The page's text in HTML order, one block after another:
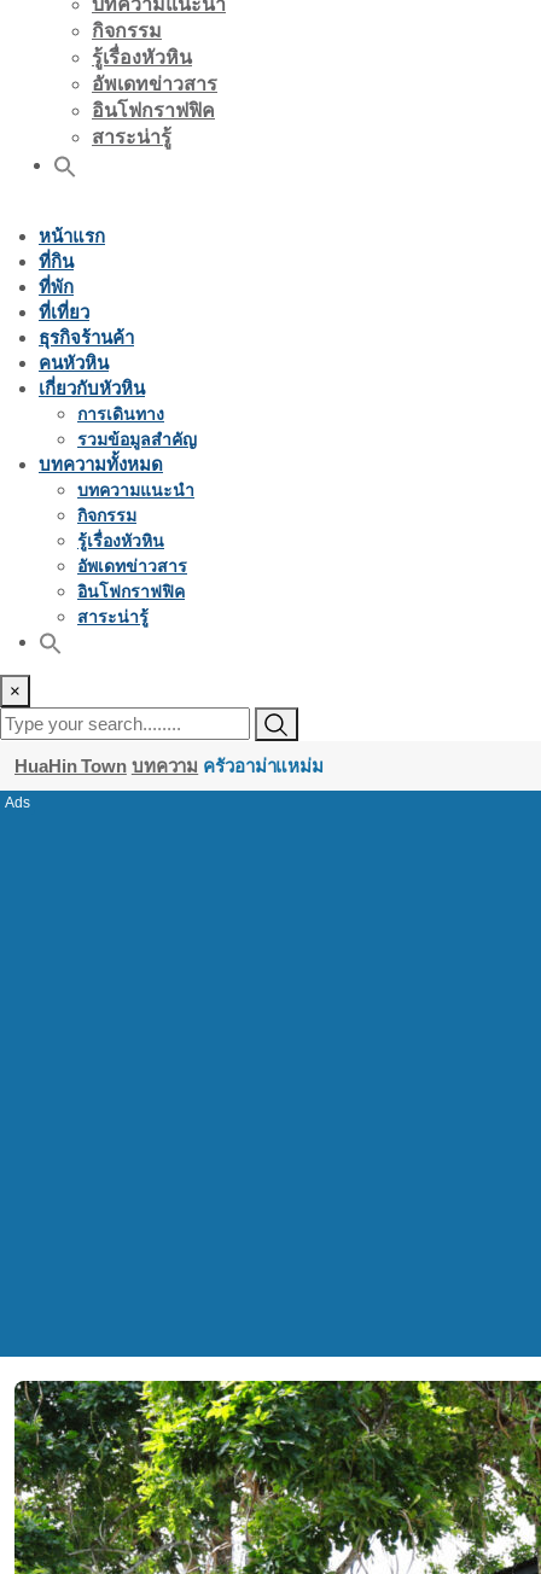
บทความแนะนำ
กิจกรรม
รู้เรื่องหัวหิน
อัพเดทข่าวสาร
อินโฟกราฟฟิค
สาระน่ารู้
หน้าแรก
ที่กิน
ที่พัก
ที่เที่ยว
ธุรกิจร้านค้า
คนหัวหิน
เกี่ยวกับหัวหิน
การเดินทาง
รวมข้อมูลสำคัญ
บทความทั้งหมด
บทความแนะนำ
กิจกรรม
รู้เรื่องหัวหิน
อัพเดทข่าวสาร
อินโฟกราฟฟิค
สาระน่ารู้
×
HuaHin Town บทความ ครัวอาม่าแหม่ม